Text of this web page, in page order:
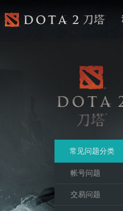
常见问题分类
帐号问题
交易问题